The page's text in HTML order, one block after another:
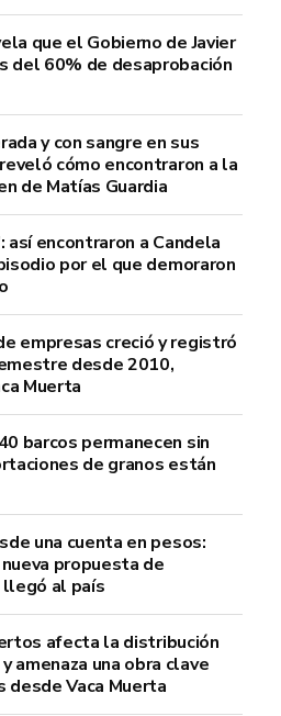
que el Gobierno de Javier
del 60% de desaprobación
y con sangre en sus
cómo encontraron a la
de Matías Guardia
así encontraron a Candela
por el que demoraron
empresas creció y registró
desde 2010,
Muerta
barcos permanecen sin
de granos están
una cuenta en pesos:
propuesta de
llegó al país
afecta la distribución
amenaza una obra clave
desde Vaca Muerta